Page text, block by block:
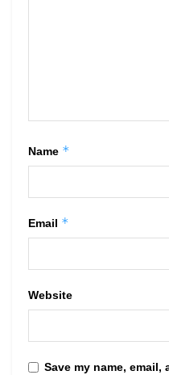
Name *
Email *
Website
Save my name,